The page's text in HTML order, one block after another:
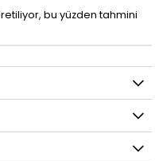
bu yüzden tahmini